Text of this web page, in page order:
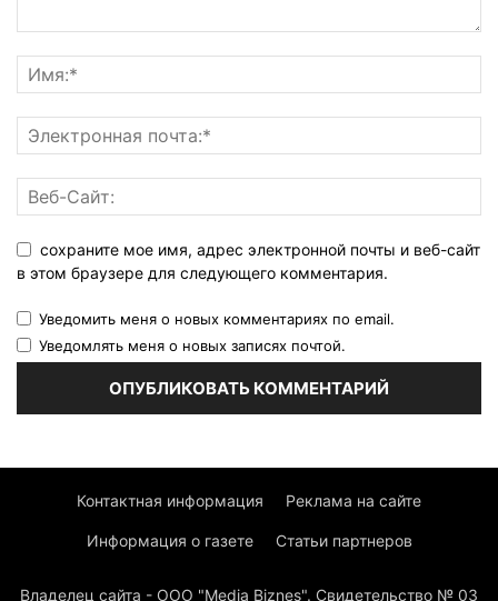
сохраните мое имя, адрес электронной почты и веб-сайт
в этом браузере для следующего комментария.
Уведомить меня о новых комментариях по email.
Уведомлять меня о новых записях почтой.
Контактная информация Реклама на сайте
Информация о газете Статьи партнеров
Владелец сайта - ООО "Media Biznes". Свидетельство № 03